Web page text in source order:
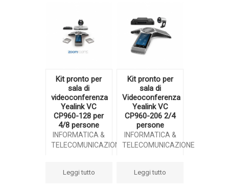
Kit pronto per
sala di
videoconferenza
Yealink VC
CP960-128 per
4/8 persone
INFORMATICA &
TELECOMUNICAZIONE
Leggi tutto
Kit pronto per
sala di
Videoconferenza
Yealink VC
CP960-206 2/4
persone
INFORMATICA &
TELECOMUNICAZIONE
Leggi tutto